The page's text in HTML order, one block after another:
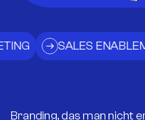
SALES ENABLEMENT
Branding, das man nicht